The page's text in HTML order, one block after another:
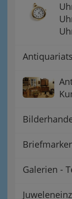
Galerien -